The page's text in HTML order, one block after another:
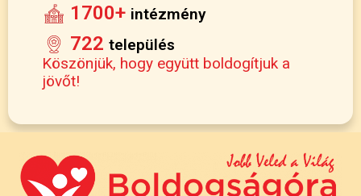
1700+ intézmény
722 település
Köszönjük, hogy együtt boldogítjuk a
jövőt!